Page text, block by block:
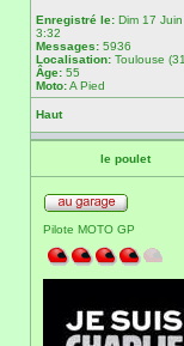
Enregistré le: Dim 17 Juin
3:32
Messages: 5936
Localisation: Toulouse
Âge: 55
Moto:A Pied
Haut
le poulet
Pilote MOTO GP